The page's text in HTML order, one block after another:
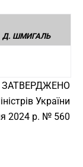
Д. ШМИГАЛЬ
ЗАТВЕРДЖЕНО
України
2024 р. № 560